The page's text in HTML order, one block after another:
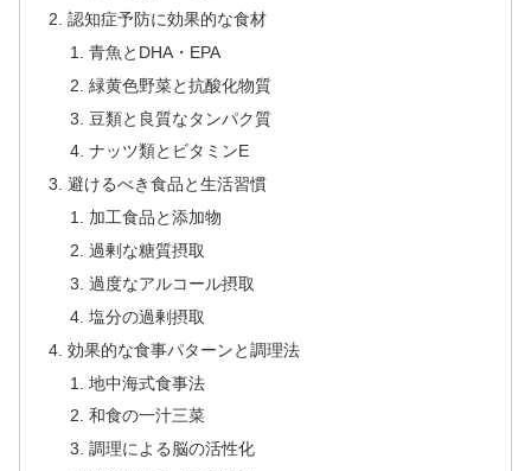
認知症予防に効果的な食材
青魚とDHA・EPA
緑黄色野菜と抗酸化物質
豆類と良質なタンパク質
ナッツ類とビタミンE
避けるべき食品と生活習慣
加工食品と添加物
過剰な糖質摂取
過度なアルコール摂取
塩分の過剰摂取
効果的な食事パターンと調理法
地中海式食事法
和食の一汁三菜
調理による脳の活性化